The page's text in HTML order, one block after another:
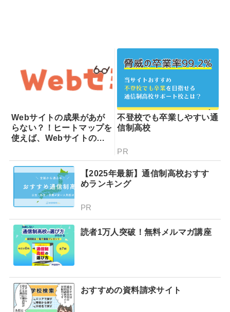
Webサイトの成果があが
らない？！ヒートマップを
使えば、Webサイトの課
プでできることを専門家が
分かりやすく解説！
不登校でも卒業しやすい通
信制高校
PR
【2025年最新】通信制高校おすす
めランキング
PR
読者1万人突破！無料メルマガ講座
おすすめの資料請求サイト